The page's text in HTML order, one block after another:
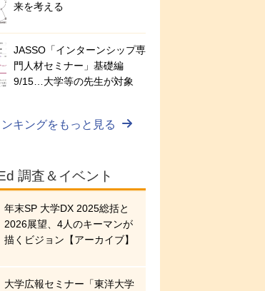
来を考える
JASSO「インターンシップ専
門人材セミナー」基礎編
9/15…大学等の先生が対象
キングをもっと見る
調査＆イベント
年末SP 大学DX 2025総括と
2026展望、4人のキーマンが
描くビジョン【アーカイブ】
大学広報セミナー「東洋大学